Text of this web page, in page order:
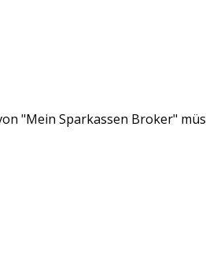
"Mein Sparkassen Broker"